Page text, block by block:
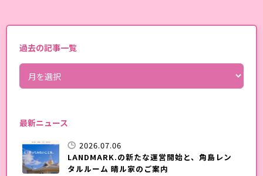
過去の記事一覧
最新ニュース
2026.07.06
LANDMARK.の新たな運営開始と、角島レン
タルルーム 晴ル家のご案内